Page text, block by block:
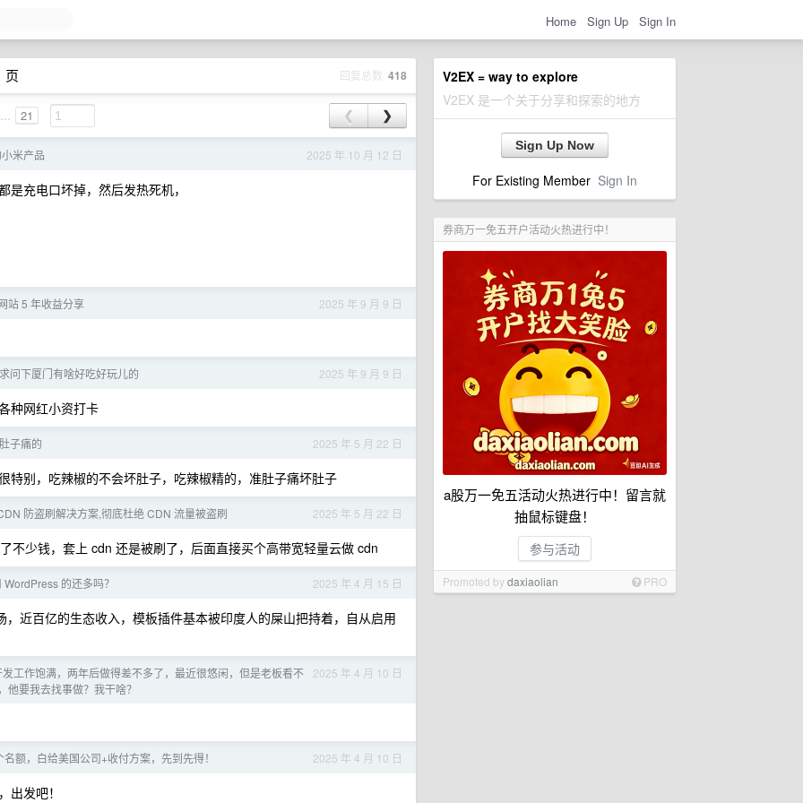
Home Sign Up Sign In
V2EX = way to explore
V2EX 是一个关于分享和探索的地方
Sign Up Now
For Existing Member Sign In
券商万一免五开户活动火热进行中！
a股万一免五活动火热进行中！留言就
抽鼠标键盘！
参与活动
Promoted bydaxiaolian PRO
页 回复总数 418
21 ❮ ❯
2025 年 10 月 12 日
米产品
充电口坏掉，然后发热死机，
2025 年 9 月 9 日
站 5 年收益分享
2025 年 9 月 9 日
问下厦门有啥好吃好玩儿的
种网红小资打卡
2025 年 5 月 22 日
子痛的
特别，吃辣椒的不会坏肚子，吃辣椒精的，准肚子痛坏肚子
2025 年 5 月 22 日
防盗刷解决方案,彻底杜绝 CDN 流量被盗刷
不少钱，套上 cdn 还是被刷了，后面直接买个高带宽轻量云做 cdn
2025 年 4 月 15 日
的还多吗？
近百亿的生态收入，模板插件基本被印度人的屎山把持着，自从启用
2025 年 4 月 10 日
工作饱满，两年后做得差不多了，最近很悠闲，但是老板看不
要我去找事做？我干啥？
2025 年 4 月 10 日
额，白给美国公司+收付方案，先到先得！
出发吧！